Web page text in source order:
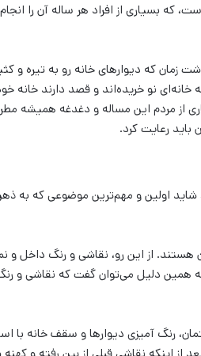
که بسیاری از افراد هر ساله آن را
زمان که دیوارهای خانه رو به تیره و
نو خریده‌اند و قصد دارند خانه
از مردم این مساله و دغدغه همیشه
باید رعایت کرد.
اولین و مهم‌‌ترین موضوعی که به
هستند. از این رو، نقاشی و رنگ داخل
دلیل می‌‌توان گفت که نقاشی و رنگ
رنگ آمیزی دیوارها و سقف خانه با